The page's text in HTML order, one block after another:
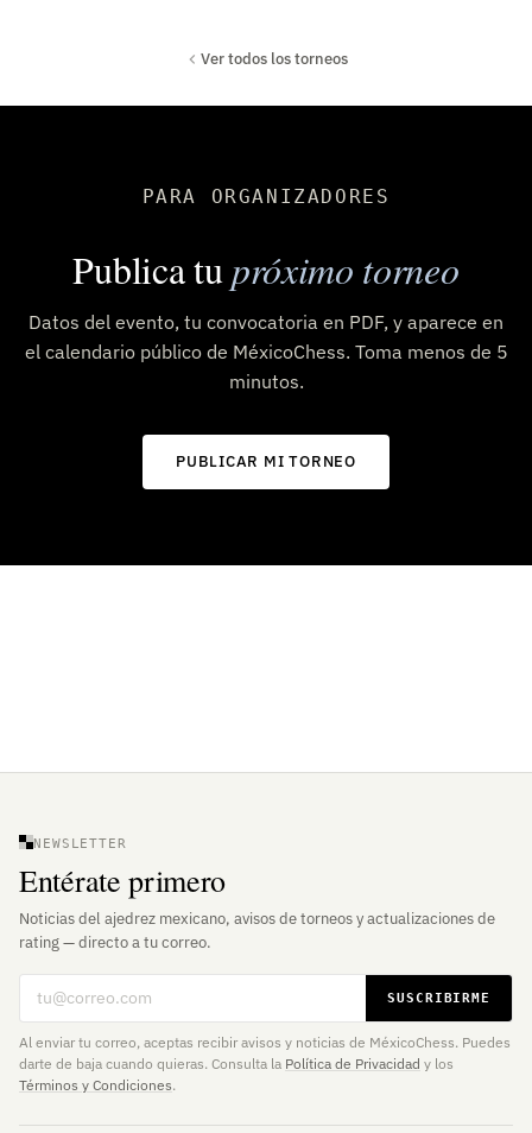
Ver todos los torneos
PARA ORGANIZADORES
Publica tupróximo torneo
Datos del evento, tu convocatoria en PDF, y aparece en
el calendario público de MéxicoChess. Toma menos de 5
minutos.
PUBLICAR MI TORNEO
NEWSLETTER
Entérate primero
Noticias del ajedrez mexicano, avisos de torneos y actualizaciones de
rating — directo a tu correo.
SUSCRIBIRME
Al enviar tu correo, aceptas recibir avisos y noticias de MéxicoChess. Puedes
darte de baja cuando quieras. Consulta la Política de Privacidad y los
Términos y Condiciones.